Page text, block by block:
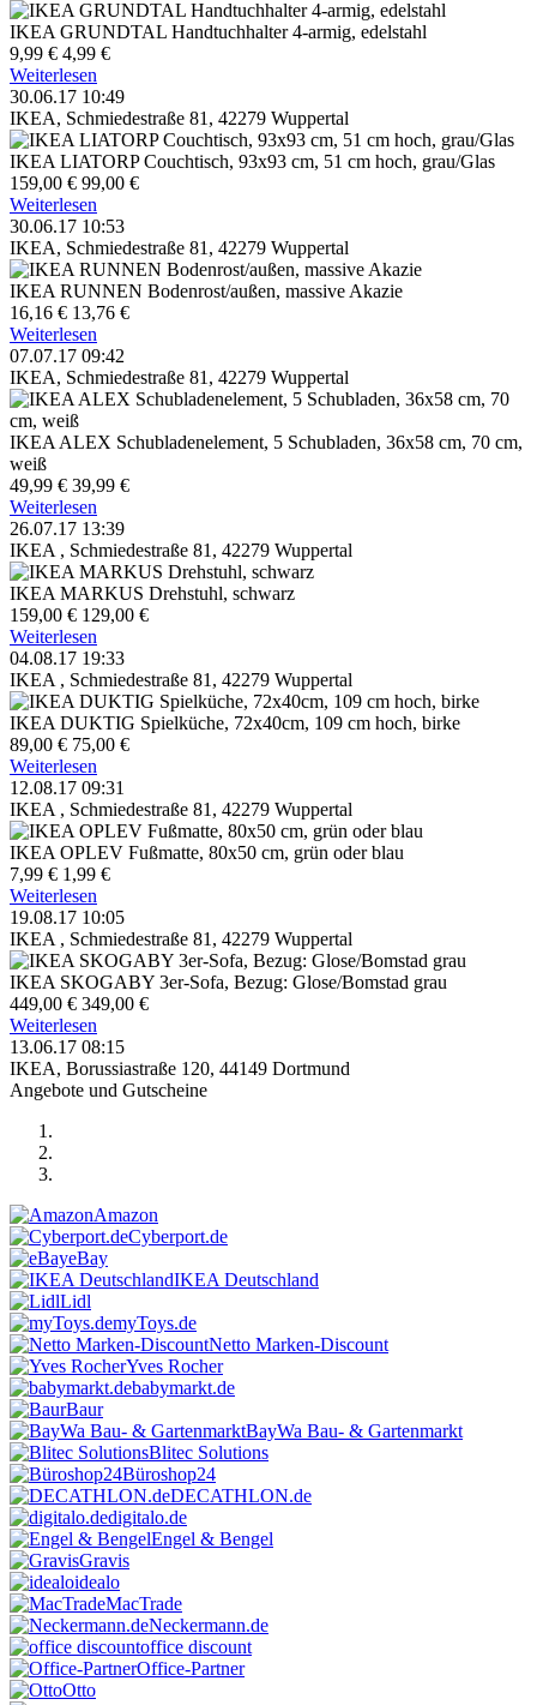
IKEA GRUNDTAL Handtuchhalter 4-armig, edelstahl
9,99 € 4,99 €
Weiterlesen
30.06.17 10:49
IKEA, Schmiedestraße 81, 42279 Wuppertal
IKEA LIATORP Couchtisch, 93x93 cm, 51 cm hoch, grau/Glas
159,00 € 99,00 €
Weiterlesen
30.06.17 10:53
IKEA, Schmiedestraße 81, 42279 Wuppertal
IKEA RUNNEN Bodenrost/außen, massive Akazie
16,16 € 13,76 €
Weiterlesen
07.07.17 09:42
IKEA, Schmiedestraße 81, 42279 Wuppertal
IKEA ALEX Schubladenelement, 5 Schubladen, 36x58 cm, 70 cm,
weiß
49,99 € 39,99 €
Weiterlesen
26.07.17 13:39
IKEA , Schmiedestraße 81, 42279 Wuppertal
IKEA MARKUS Drehstuhl, schwarz
159,00 € 129,00 €
Weiterlesen
04.08.17 19:33
IKEA , Schmiedestraße 81, 42279 Wuppertal
IKEA DUKTIG Spielküche, 72x40cm, 109 cm hoch, birke
89,00 € 75,00 €
Weiterlesen
12.08.17 09:31
IKEA , Schmiedestraße 81, 42279 Wuppertal
IKEA OPLEV Fußmatte, 80x50 cm, grün oder blau
7,99 € 1,99 €
Weiterlesen
19.08.17 10:05
IKEA , Schmiedestraße 81, 42279 Wuppertal
IKEA SKOGABY 3er-Sofa, Bezug: Glose/Bomstad grau
449,00 € 349,00 €
Weiterlesen
13.06.17 08:15
IKEA, Borussiastraße 120, 44149 Dortmund
Angebote und Gutscheine
Amazon
Cyberport.de
eBay
IKEA Deutschland
Lidl
myToys.de
Netto Marken-Discount
Yves Rocher
babymarkt.de
Baur
BayWa Bau- & Gartenmarkt
Blitec Solutions
Büroshop24
DECATHLON.de
digitalo.de
Engel & Bengel
Gravis
idealo
MacTrade
Neckermann.de
office discount
Office-Partner
Otto